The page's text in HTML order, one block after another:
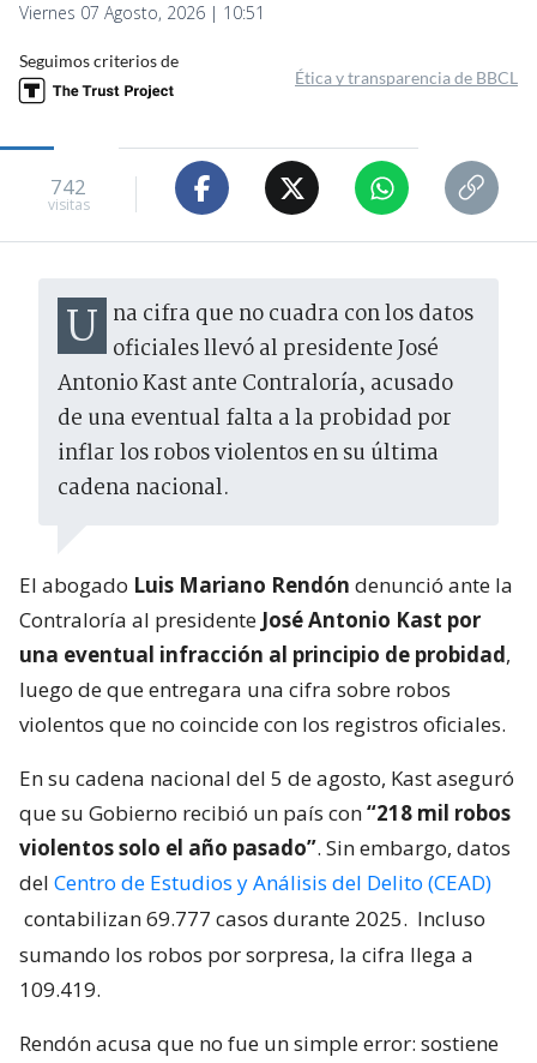
Viernes 07 Agosto, 2026 | 10:51
Seguimos criterios de
Ética y transparencia de BBCL
742
visitas
Una cifra que no cuadra con los datos oficiales llevó al presidente José
Antonio Kast ante Contraloría, acusado
de una eventual falta a la probidad por
inflar los robos violentos en su última
cadena nacional.
El abogado Luis Mariano Rendón denunció ante la
Contraloría al presidente José Antonio Kast por
una eventual infracción al principio de probidad,
luego de que entregara una cifra sobre robos
violentos que no coincide con los registros oficiales.
En su cadena nacional del 5 de agosto, Kast aseguró
que su Gobierno recibió un país con“218 mil robos
violentos solo el año pasado”. Sin embargo, datos
del Centro de Estudios y Análisis del Delito (CEAD)
contabilizan 69.777 casos durante 2025. Incluso
sumando los robos por sorpresa, la cifra llega a
109.419.
Rendón acusa que no fue un simple error: sostiene